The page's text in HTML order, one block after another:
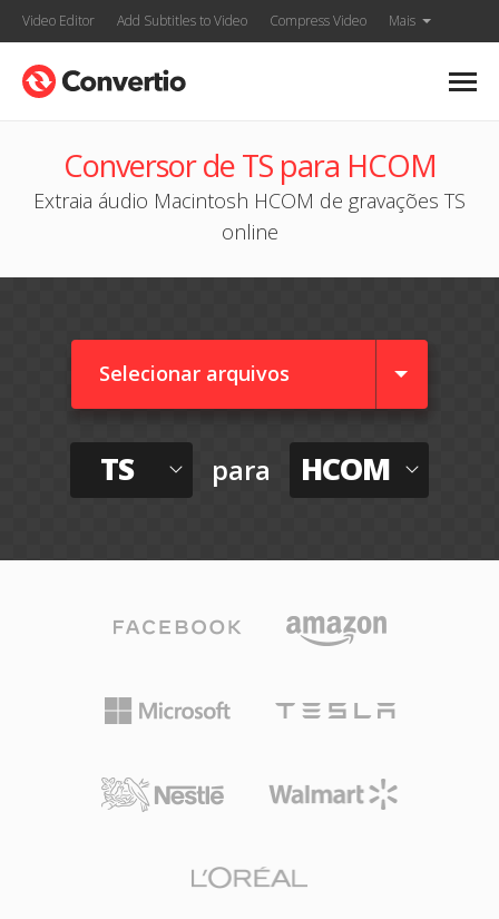
Video Editor Add Subtitles to Video Compress Video Mais
Conversor de TS para HCOM
Extraia áudio Macintosh HCOM de gravações TS
online
Selecionar arquivos
TS para HCOM